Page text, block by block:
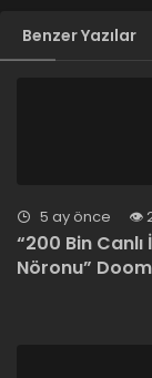
Benzer Yazılar
5 ay önce
“200 Bin Canlı
Nöronu”